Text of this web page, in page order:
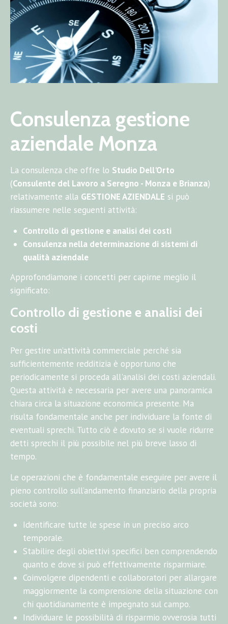
Consulenza gestione
aziendale Monza
La consulenza che offre lo Studio Dell'Orto
(Consulente del Lavoro a Seregno - Monza e Brianza)
relativamente alla GESTIONE AZIENDALE si può
riassumere nelle seguenti attività:
Controllo di gestione e analisi dei costi
Consulenza nella determinazione di sistemi di
qualità aziendale
Approfondiamone i concetti per capirne meglio il
significato:
Controllo di gestione e analisi dei
costi
Per gestire un’attività commerciale perché sia
sufficientemente redditizia è opportuno che
periodicamente si proceda all'analisi dei costi aziendali.
Questa attività è necessaria per avere una panoramica
chiara circa la situazione economica presente. Ma
risulta fondamentale anche per individuare la fonte di
eventuali sprechi. Tutto ciò è dovuto se si vuole ridurre
detti sprechi il più possibile nel più breve lasso di
tempo.
Le operazioni che è fondamentale eseguire per avere il
pieno controllo sull’andamento finanziario della propria
società sono:
Identificare tutte le spese in un preciso arco
temporale.
Stabilire degli obiettivi specifici ben comprendendo
quanto e dove si può effettivamente risparmiare.
Coinvolgere dipendenti e collaboratori per allargare
maggiormente la comprensione della situazione con
chi quotidianamente è impegnato sul campo.
Individuare le possibilità di risparmio ovverosia tutti